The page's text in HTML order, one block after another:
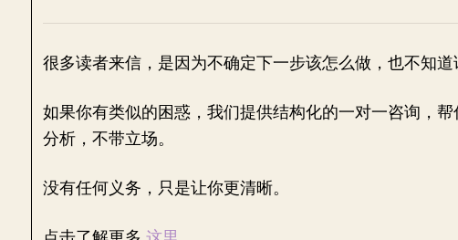
很多读者来信，是因为不确定下一步该怎么做，也不知道
如果你有类似的困惑，我们提供结构化的一对一咨询，
分析，不带立场。
没有任何义务，只是让你更清晰。